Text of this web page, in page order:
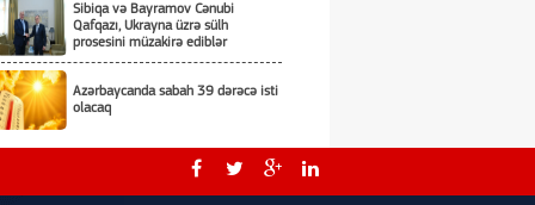
Sibiqa və Bayramov Cənubi
Qafqazı, Ukrayna üzrə sülh
prosesini müzakirə ediblər
Azərbaycanda sabah 39 dərəcə isti
olacaq
ARDNF 3 illik auditor seçir